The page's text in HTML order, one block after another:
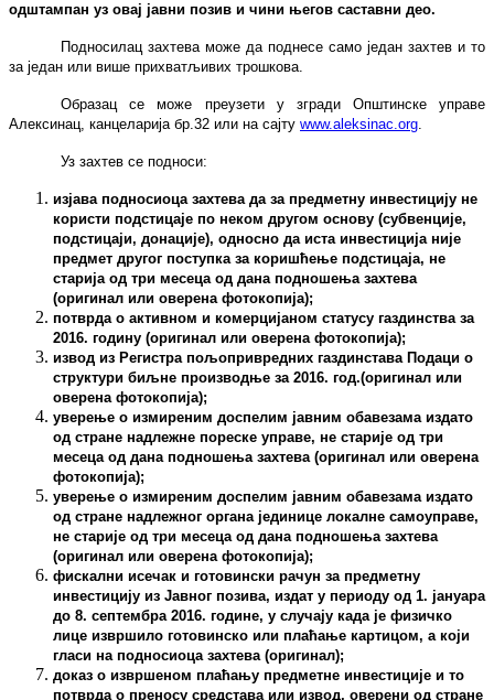
одштампан уз овај јавни позив и чини његов саставни део.
Подносилац захтева може да поднесе само један захтев и то
за један или више прихватљивих трошкова.
Образац се може преузети у згради Oпштинске управе
Алексинац, канцеларија бр.32 или на сајту www.aleksinac.org.
Уз захтев се подноси:
изјава подносиоца захтева да за предметну инвестицију не
користи подстицаје по неком другом основу (субвенције,
подстицаји, донације), односно да иста инвестиција није
предмет другог поступка за коришћење подстицаја, не
старија од три месеца од дана подношења захтева
(оригинал или оверена фотокопија);
потврда о активном и комерцијаном статусу газдинстваза
2016. годину (оригинал или оверена фотокопија);
извод из Регистра пољопривредних газдинстава Подаци о
структури биљне производње за 2016. год.(оригинал или
оверена фотокопија);
уверење о измиреним доспелим јавним обавезама издато
од стране надлежне пореске управе, не старије од три
месеца од дана подношења захтева (оригинал или оверена
фотокопија);
уверење о измиреним доспелим јавним обавезама издато
од стране надлежног органа јединице локалне самоуправе,
не старије од три месеца од дана подношења захтева
(оригинал или оверена фотокопија);
фискални исечак и готовински рачун за предметну
инвестицију из Јавног позива, издат у периоду од 1. јануара
до 8. септембра 2016. године, у случају када је физичко
лице извршило готовинско или плаћање картицом, а који
гласи на подносиоца захтева (оригинал);
доказ о извршеном плаћању предметне инвестиције и то
потврда о преносу средстава или извод, оверени од стране